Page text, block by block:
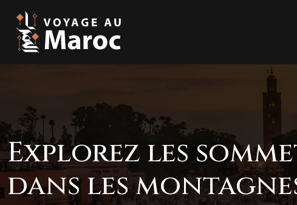
Explorez les
dans les